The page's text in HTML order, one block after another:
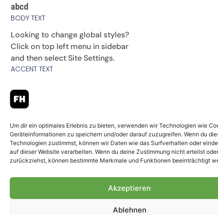
Um dir ein optimales Erlebnis zu bieten, verwenden wir Technologien wie
Geräteinformationen zu speichern und/oder darauf zuzugreifen. Wenn du
Technologien zustimmst, können wir Daten wie das Surfverhalten oder
auf dieser Website verarbeiten. Wenn du deine Zustimmung nicht erteilst oder
zurückziehst, können bestimmte Merkmale und Funktionen beeinträchtigt
Akzeptieren
Ablehnen
abcd
BODY TEXT
Looking to change global styles?
Click on top left menu in sidebar
and then select Site Settings.
ACCENT TEXT
CUSTOM
abcd
HERO HEADLINE
abcd
SUBTITLE